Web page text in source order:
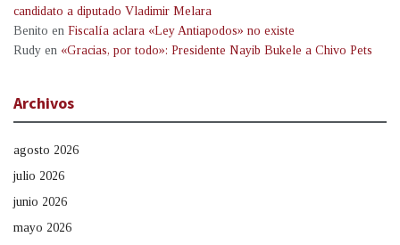
candidato a diputado Vladimir Melara
Benito en Fiscalía aclara «Ley Antiapodos» no existe
Rudy en «Gracias, por todo»: Presidente Nayib Bukele a Chivo Pets
Archivos
agosto 2026
julio 2026
junio 2026
mayo 2026